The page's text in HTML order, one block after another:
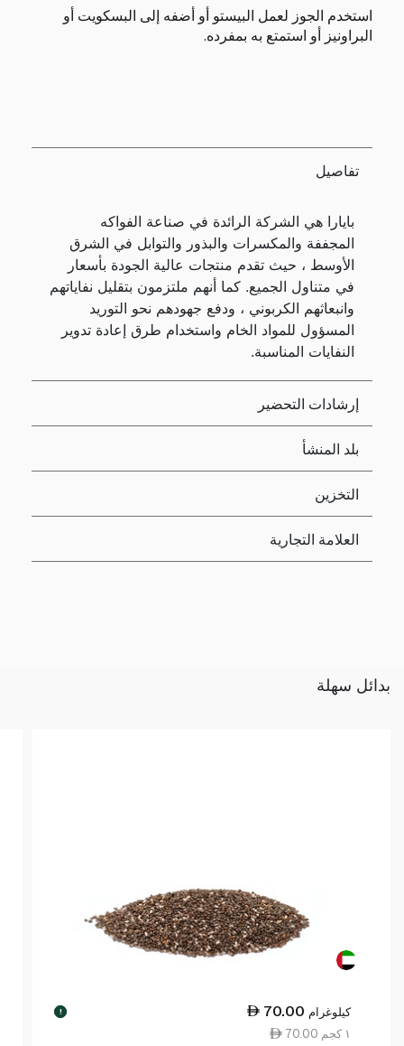
استخدم الجوز لعمل البيستو أو أضفه إلى البسكويت أو
البراونيز أو استمتع به بمفرده.
تفاصيل
بايارا هي الشركة الرائدة في صناعة الفواكه
المجففة والمكسرات والبذور والتوابل في الشرق
الأوسط ، حيث تقدم منتجات عالية الجودة بأسعار
في متناول الجميع. كما أنهم ملتزمون بتقليل نفاياتهم
وانبعاثهم الكربوني ، ودفع جهودهم نحو التوريد
المسؤول للمواد الخام واستخدام طرق إعادة تدوير
النفايات المناسبة.
إرشادات التحضير
بلد المنشأ
التخزين
العلامة التجارية
بدائل سهلة
70.00 كيلوغرام !
70.00 ١ كجم